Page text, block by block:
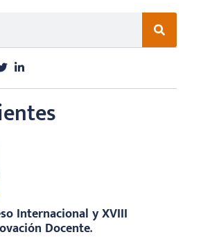
Internacional y XVIII
Docente.